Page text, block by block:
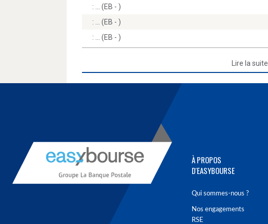
:
(EB - )
:
(EB - )
:
(EB - )
Lire la suite
À PROPOS
D'EASYBOURSE
Qui sommes-nous ?
Nos engagements
RSE